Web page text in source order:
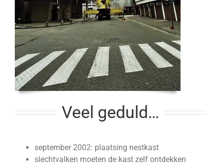
Veel geduld…
september 2002: plaatsing nestkast
slechtvalken moeten de kast zelf ontdekken